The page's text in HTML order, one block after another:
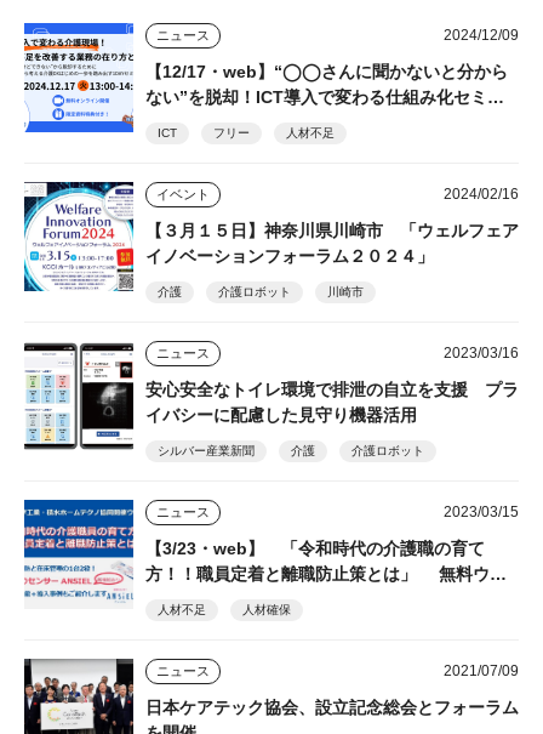
ニュース 2024/12/09
【12/17・web】“◯◯さんに聞かないと分から
ない”を脱却！ICT導入で変わる仕組み化セミナ
ー フリー、善光会
ICT フリー 人材不足
イベント 2024/02/16
【３月１５日】神奈川県川崎市 「ウェルフェア
イノベーションフォーラム２０２４」
介護 介護ロボット 川崎市
ニュース 2023/03/16
安心安全なトイレ環境で排泄の自立を支援 プラ
イバシーに配慮した見守り機器活用
シルバー産業新聞 介護 介護ロボット
ニュース 2023/03/15
【3/23・web】 「令和時代の介護職の育て
方！！職員定着と離職防止策とは」 無料ウェ
ビナー 見逃し配信申込受付中
人材不足 人材確保
ニュース 2021/07/09
日本ケアテック協会、設立記念総会とフォーラム